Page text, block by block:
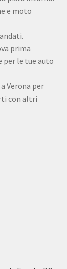
e moto
prima
per le tue auto
Verona per
con altri